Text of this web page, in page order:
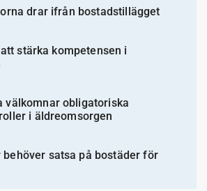
drar ifrån bostadstillägget
stärka kompetensen i
välkomnar obligatoriska
i äldreomsorgen
behöver satsa på bostäder för